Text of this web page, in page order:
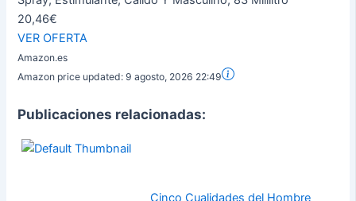
20,46€
VER OFERTA
Amazon.es
Amazon price updated:9 agosto, 2026 22:49
Publicaciones relacionadas:
Cinco Cualidades del Hombre